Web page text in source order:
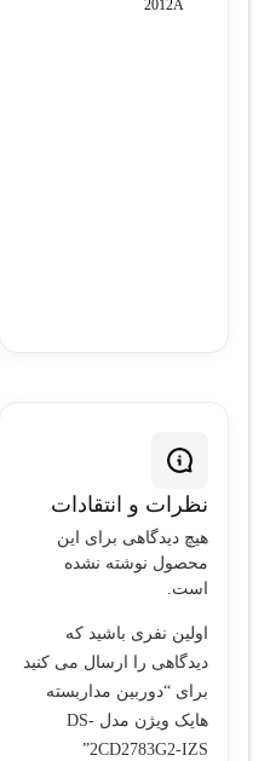
K2012A
نظرات و انتقادات
هیچ دیدگاهی برای این
محصول نوشته نشده
است.
اولین نفری باشید که
دیدگاهی را ارسال می کنید
برای “دوربین مداربسته
هایک ویژن مدل DS-
2CD2783G2-IZS”